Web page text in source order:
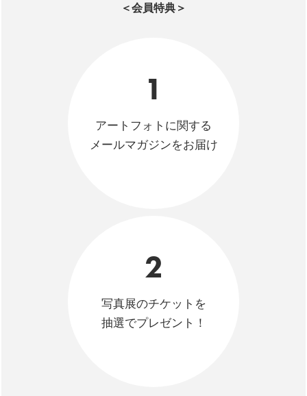
＜会員特典＞
1
アートフォトに関する
メールマガジンをお届け
2
写真展のチケットを
抽選でプレゼント！